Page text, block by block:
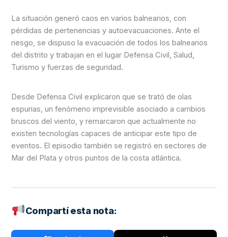
La situación generó caos en varios balnearios, con
pérdidas de pertenencias y autoevacuaciones. Ante el
riesgo, se dispuso la evacuación de todos los balnearios
del distrito y trabajan en el lugar Defensa Civil, Salud,
Turismo y fuerzas de seguridad.
Desde Defensa Civil explicaron que se trató de olas
espurias, un fenómeno imprevisible asociado a cambios
bruscos del viento, y remarcaron que actualmente no
existen tecnologías capaces de anticipar este tipo de
eventos. El episodio también se registró en sectores de
Mar del Plata y otros puntos de la costa atlántica.
Compartí esta nota: